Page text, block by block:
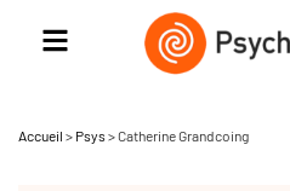
Accueil > Psys >Catherine Grandcoing